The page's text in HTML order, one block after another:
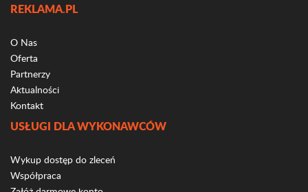
REKLAMA.PL
O Nas
Oferta
Partnerzy
Aktualności
Kontakt
USŁUGI DLA WYKONAWCÓW
Wykup dostęp do zleceń
Współpraca